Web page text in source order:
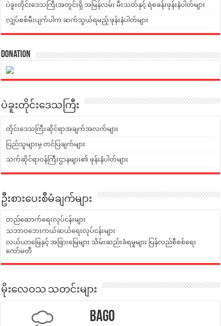
ပဲခူးတိုင်းဒေသကြီးအတွင်းရှိ အမြန်လမ်း မီးသတ်နှင့် ရဲစခန်းဖုန်းနံပါတ်များ
လျှပ်စစ်မီးပျက်ပါက ဆက်သွယ်ရမည့် ဖုန်းနံပါတ်များ
Donation
ပဲခူးတိုင်းဒေသကြီး
တိုင်းဒေသကြီးဆိုင်ရာအချက်အလက်များ
ပြည်သူများမှ တင်ပြချက်များ
သက်ဆိုင်ရာဝန်ကြီးဌာနများ၏ ဖုန်းနံပါတ်များ
ဦးစားပေးစီမံချက်များ
တည်ဆောက်ရေးလုပ်ငန်းများ
သဘာဝဘေးကယ်ဆယ်ရေးလုပ်ငန်းများ
လယ်ယာမြေနှင့် အခြားမြေများ သိမ်းဆည်းခံရမှုများ ပြန်လည်စီစစ်ရေး
ကော်မတီ
မိုးလေဝသ သတင်းများ
Bago